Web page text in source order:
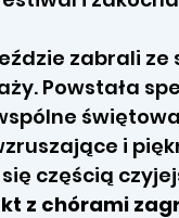
zabrali
Powstała
i
częścią
z chórami